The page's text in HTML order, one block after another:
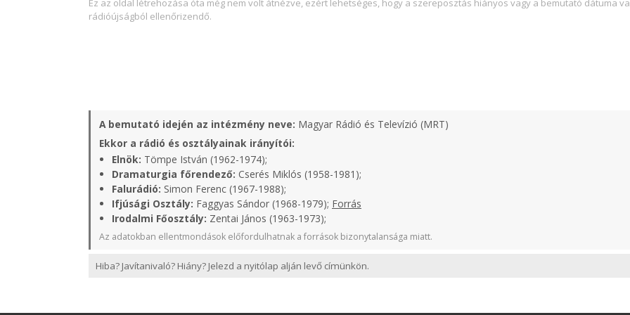
Ez az oldal létrehozása óta még nem volt átnézve, ezért lehetséges, hogy a szereposztás hiányos vagy a bemutató dátuma
rádióújságból ellenőrizendő.
A bemutató idején az intézmény neve: Magyar Rádió és Televízió (MRT)
Ekkor a rádió és osztályainak irányítói:
Elnök: Tömpe István (1962-1974);
Dramaturgia főrendező: Cserés Miklós (1958-1981);
Falurádió: Simon Ferenc (1967-1988);
Ifjúsági Osztály: Faggyas Sándor (1968-1979); Forrás
Irodalmi Főosztály: Zentai János (1963-1973);
Az adatokban ellentmondások előfordulhatnak a források bizonytalansága miatt.
Hiba? Javítanivaló? Hiány? Jelezd a nyitólap alján levő címünkön.